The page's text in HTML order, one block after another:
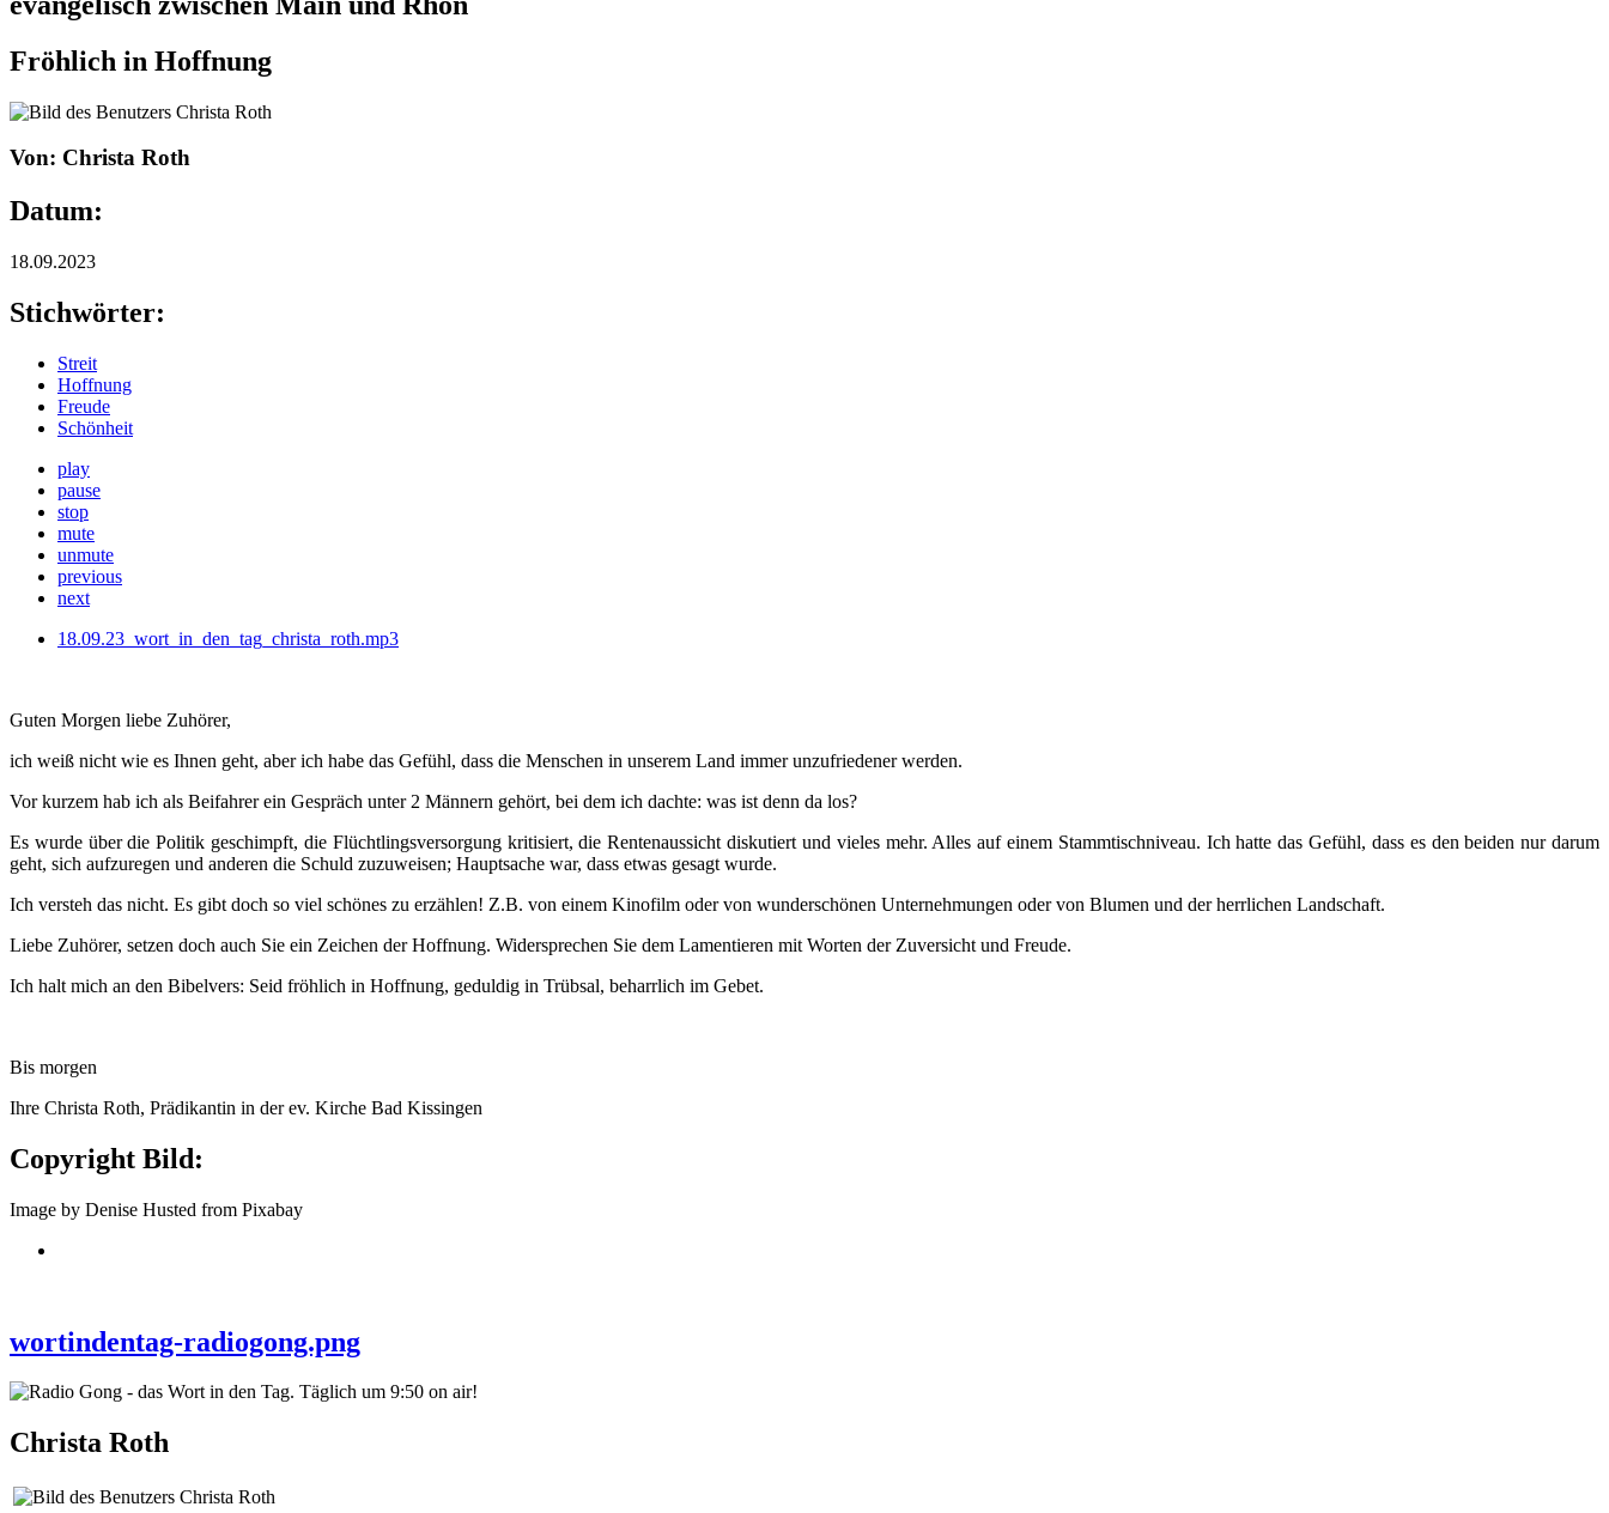
Fröhlich in Hoffnung
Von: Christa Roth
Datum:
18.09.2023
Stichwörter:
Streit
Hoffnung
Freude
Schönheit
play
pause
stop
mute
unmute
previous
next
18.09.23_wort_in_den_tag_christa_roth.mp3
Guten Morgen liebe Zuhörer,
ich weiß nicht wie es Ihnen geht, aber ich habe das Gefühl, dass die Menschen in unserem Land immer unzufriedener werden.
Vor kurzem hab ich als Beifahrer ein Gespräch unter 2 Männern gehört, bei dem ich dachte: was ist denn da los?
Es wurde über die Politik geschimpft, die Flüchtlingsversorgung kritisiert, die Rentenaussicht diskutiert und vieles mehr. Alles auf einem Stammtischniveau. Ich hatte das Gefühl, dass es den beiden nur darum
geht, sich aufzuregen und anderen die Schuld zuzuweisen; Hauptsache war, dass etwas gesagt wurde.
Ich versteh das nicht. Es gibt doch so viel schönes zu erzählen! Z.B. von einem Kinofilm oder von wunderschönen Unternehmungen oder von Blumen und der herrlichen Landschaft.
Liebe Zuhörer, setzen doch auch Sie ein Zeichen der Hoffnung. Widersprechen Sie dem Lamentieren mit Worten der Zuversicht und Freude.
Ich halt mich an den Bibelvers: Seid fröhlich in Hoffnung, geduldig in Trübsal, beharrlich im Gebet.
Bis morgen
Ihre Christa Roth, Prädikantin in der ev. Kirche Bad Kissingen
Copyright Bild:
Image by Denise Husted from Pixabay
wortindentag-radiogong.png
Christa Roth